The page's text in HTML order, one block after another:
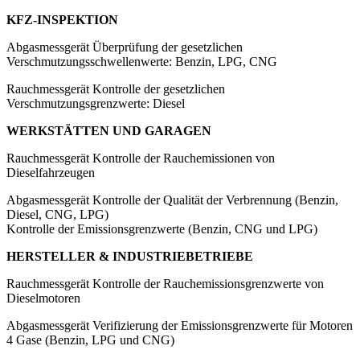
KFZ-INSPEKTION
Abgasmessgerät Überprüfung der gesetzlichen
Verschmutzungsschwellenwerte: Benzin, LPG, CNG
Rauchmessgerät Kontrolle der gesetzlichen
Verschmutzungsgrenzwerte: Diesel
WERKSTÄTTEN UND GARAGEN
Rauchmessgerät Kontrolle der Rauchemissionen von
Dieselfahrzeugen
Abgasmessgerät Kontrolle der Qualität der Verbrennung (Benzin,
Diesel, CNG, LPG)
Kontrolle der Emissionsgrenzwerte (Benzin, CNG und LPG)
HERSTELLER & INDUSTRIEBETRIEBE
Rauchmessgerät Kontrolle der Rauchemissionsgrenzwerte von
Dieselmotoren
Abgasmessgerät Verifizierung der Emissionsgrenzwerte für Motoren
4 Gase (Benzin, LPG und CNG)